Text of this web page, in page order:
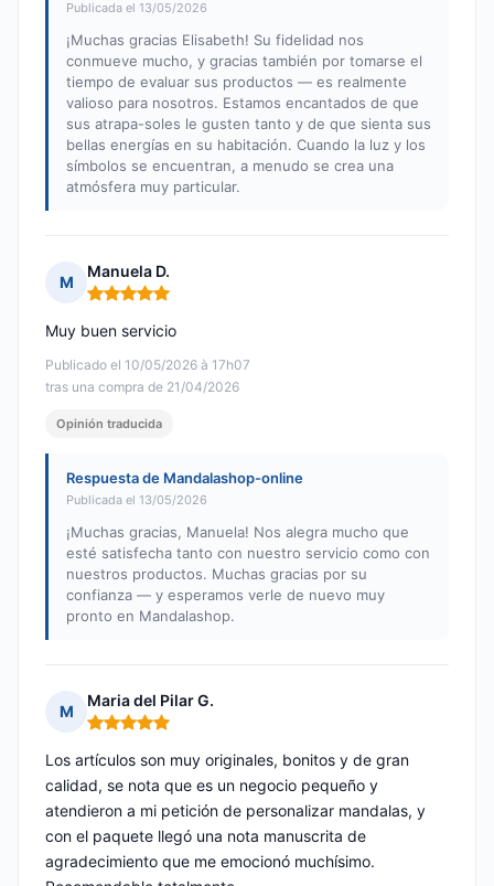
Publicada el 13/05/2026
¡Muchas gracias Elisabeth! Su fidelidad nos
conmueve mucho, y gracias también por tomarse el
tiempo de evaluar sus productos — es realmente
valioso para nosotros. Estamos encantados de que
sus atrapa-soles le gusten tanto y de que sienta sus
bellas energías en su habitación. Cuando la luz y los
símbolos se encuentran, a menudo se crea una
atmósfera muy particular.
M
Manuela D.
Nota: 5 de 5
Publicado el 10/05/2026 à 17h07
tras una compra de 21/04/2026
Muy buen servicio
Opinión traducida
Respuesta de Mandalashop-online
Publicada el 13/05/2026
¡Muchas gracias, Manuela! Nos alegra mucho que
esté satisfecha tanto con nuestro servicio como con
nuestros productos. Muchas gracias por su
confianza — y esperamos verle de nuevo muy
pronto en Mandalashop.
M
Maria del Pilar G.
Nota: 5 de 5
Los artículos son muy originales, bonitos y de gran
calidad, se nota que es un negocio pequeño y
atendieron a mi petición de personalizar mandalas, y
con el paquete llegó una nota manuscrita de
agradecimiento que me emocionó muchísimo.